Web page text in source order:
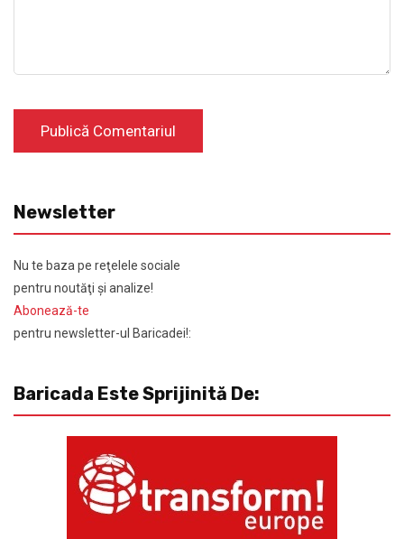
Newsletter
Nu te baza pe reţelele sociale
pentru noutăţi şi analize!
Abonează-te
pentru newsletter-ul Baricadei!:
Baricada Este Sprijinită De: